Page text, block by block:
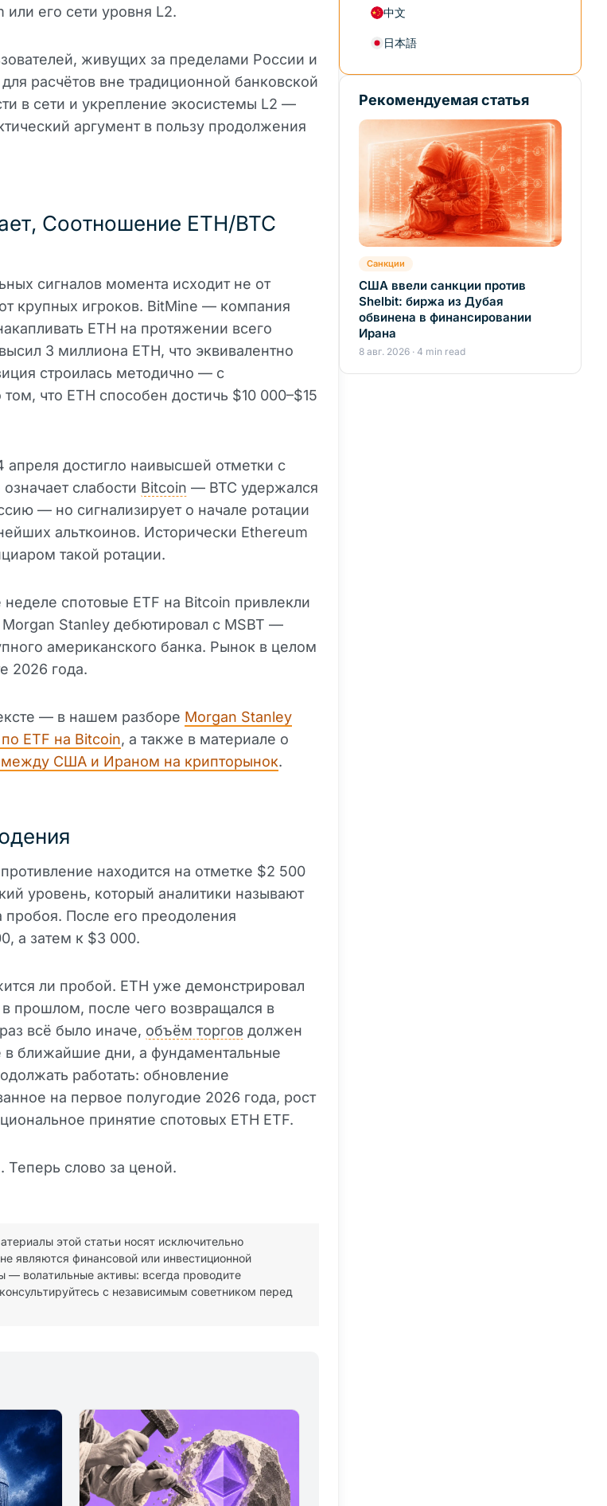
его сети уровня L2.
живущих за пределами России и
расчётов вне традиционной банковской
в сети и укрепление экосистемы L2 —
аргумент в пользу продолжения
Соотношение ETH/BTC
сигналов момента исходит не от
крупных игроков. BitMine — компания
ETH на протяжении всего
3 миллиона ETH, что эквивалентно
строилась методично — с
что ETH способен достичь $10 000–$15
апреля достигло наивысшей отметки с
слабости Bitcoin — BTC удержался
— но сигнализирует о начале ротации
альткоинов. Исторически Ethereum
такой ротации.
спотовые ETF на Bitcoin привлекли
Stanley дебютировал с MSBT —
американского банка. Рынок в целом
2026 года.
— в нашем разборе Morgan Stanley
ETF на Bitcoin, а также в материале о
между США и Ираном на крипторынок.
находится на отметке $2 500
уровень, который аналитики называют
После его преодоления
а затем к $3 000.
ли пробой. ETH уже демонстрировал
прошлом, после чего возвращался в
всё было иначе, объём торгов должен
ближайшие дни, а фундаментальные
работать: обновление
на первое полугодие 2026 года, рост
принятие спотовых ETH ETF.
Теперь слово за ценой.
этой статьи носят исключительно
являются финансовой или инвестиционной
— волатильные активы: всегда проводите
с независимым советником перед
中文
日本語
Рекомендуемая статья
Санкции
США ввели санкции против
Shelbit: биржа из Дубая
обвинена в финансировании
Ирана
8 авг. 2026 · 4 min read